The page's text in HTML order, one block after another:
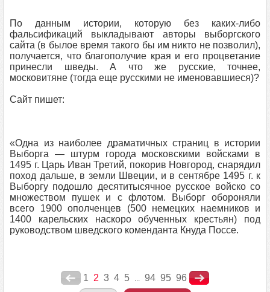
По данным истории, которую без каких-либо
фальсификаций выкладывают авторы выборгского
сайта (в былое время такого бы им никто не позволил),
получается, что благополучие края и его процветание
принесли шведы. А что же русские, точнее,
московитяне (тогда еще русскими не именовавшиеся)?
Сайт пишет:
«Одна из наиболее драматичных страниц в истории
Выборга — штурм города московскими войсками в
1495 г. Царь Иван Третий, покорив Новгород, снарядил
поход дальше, в земли Швеции, и в сентябре 1495 г. к
Выборгу подошло десятитысячное русское войско со
множеством пушек и с флотом. Выборг обороняли
всего 1900 ополченцев (500 немецких наемников и
1400 карельских наскоро обученных крестьян) под
руководством шведского коменданта Кнуда Поссе.
1 2 3 4 5 ... 94 95 96